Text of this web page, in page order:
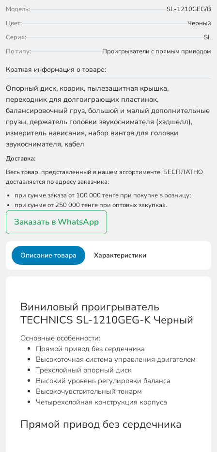
Модель:
SL-1210GEG/B
Цвет:
Черный
Серия:
SL
По типу:
Проигрыватели с прямым приводом
Краткая информация о товаре:
Опорный диск, коврик, пылезащитная крышка,
переходник для долгоиграющих пластинок,
балансировочный груз, большой и малый дополнительные
грузы, держатель головки звукоснимателя (хэдшелл),
измеритель нависания, набор винтов для головки
звукоснимателя, кабел
Доставка:
Весь товар, представленный в нашем ассортименте, БЕСПЛАТНО
доставляется по адресу заказчика:
при сумме заказа от 100 000 тенге при покупке в розницу;
при сумме от 250 000 тенге при оптовых закупках.
Заказать в WhatsApp
Описание товара Характеристики
Виниловый проигрыватель
TECHNICS SL-1210GEG-K Черный
Основные особенности:
Прямой привод без сердечника
Высокоточная система управления двигателем
Трехслойный опорный диск
Высокий уровень регулировки баланса
Высокочувствительный тонарм
Четырехслойная конструкция корпуса
Прямой привод без сердечника